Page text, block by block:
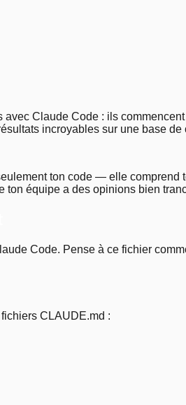
Claude Code : ils
incroyables sur une base
ton code — elle comprend
ton équipe a des opinions bien
Code. Pense à ce fichier
CLAUDE.md :